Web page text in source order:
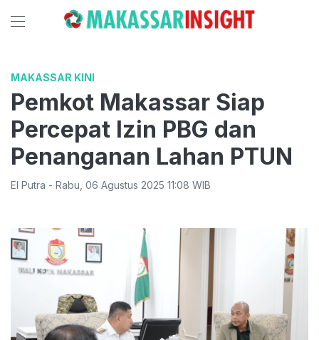
MAKASSAR KINI
Pemkot Makassar Siap
Percepat Izin PBG dan
Penanganan Lahan PTUN
El Putra - Rabu 06 Agustus 2025 11:08 WIB